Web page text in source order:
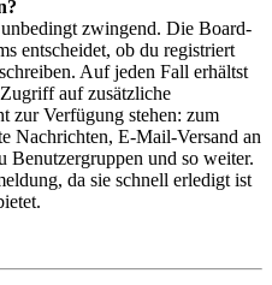
zwingend. Die Board-
entscheidet, ob du registriert
Auf jeden Fall erhältst
auf zusätzliche
zur Verfügung stehen: zum
Nachrichten, E-Mail-Versand an
Benutzergruppen und so weiter.
da sie schnell erledigt ist